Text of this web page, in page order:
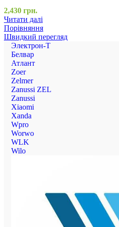
2,430 грн.
Читати далі
Порівняння
Швидкий перегляд
Электрон-Т
Белвар
Атлант
Zoer
Zelmer
Zanussi ZEL
Zanussi
Xiaomi
Xanda
Wpro
Worwo
WLK
Wilo